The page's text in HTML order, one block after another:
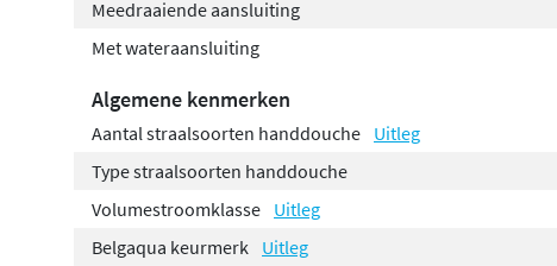
Meedraaiende aansluiting
Met wateraansluiting
Algemene kenmerken
Aantal straalsoorten handdouche Uitleg
Type straalsoorten handdouche
Volumestroomklasse Uitleg
Belgaqua keurmerk
Uitleg